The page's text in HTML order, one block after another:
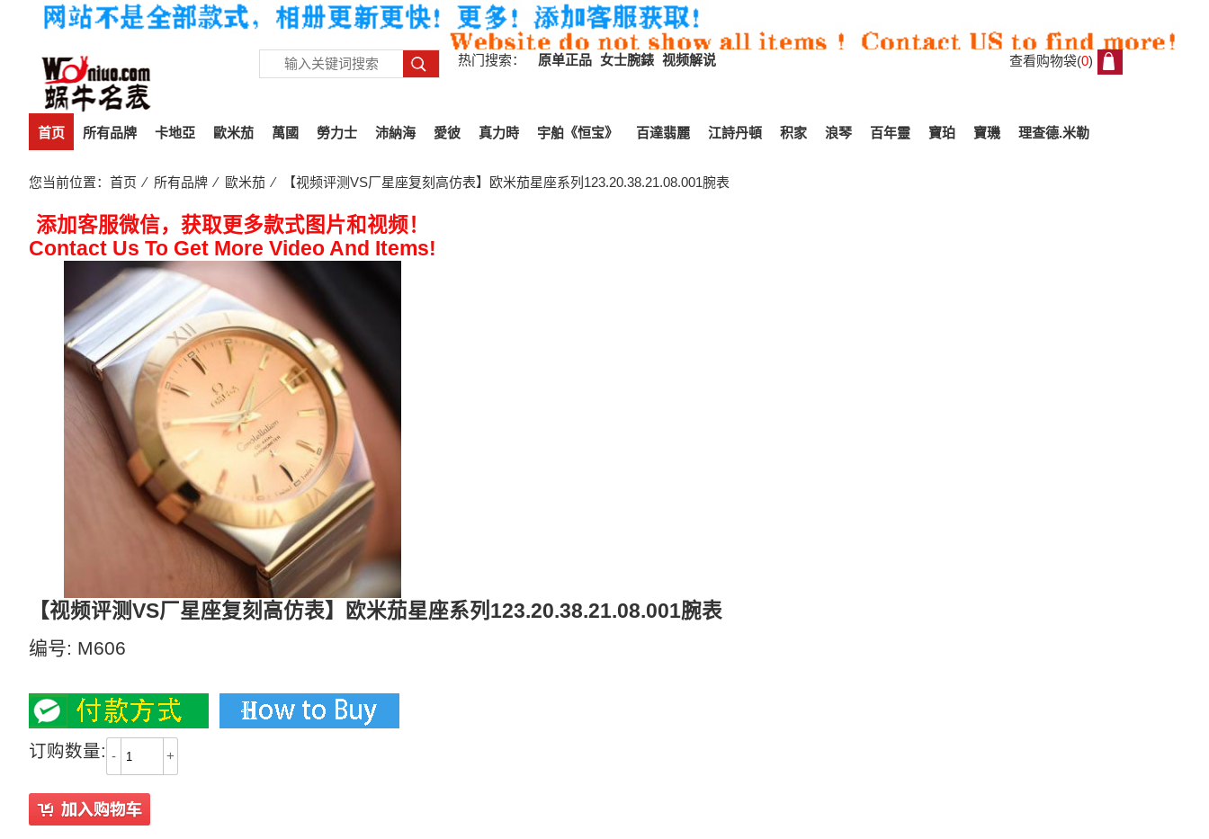
热门搜索： 原单正品 女士腕錶 视频解说 查看购物袋(0)
首页 所有品牌 卡地亞 歐米茄 萬國 勞力士 沛納海 愛彼 真力時 宇舶《恒宝》 百達翡麗 江詩丹頓 积家 浪琴 百年靈 寶珀 寶璣 理查德.米勒
您当前位置： 首页 ⁄ 所有品牌 ⁄ 歐米茄 ⁄ 【视频评测VS厂星座复刻高仿表】欧米茄星座系列123.20.38.21.08.001腕表
添加客服微信，获取更多款式图片和视频！
Contact Us To Get More Video And Items!
【视频评测VS厂星座复刻高仿表】欧米茄星座系列123.20.38.21.08.001腕表
编号: M606
订购数量: - +